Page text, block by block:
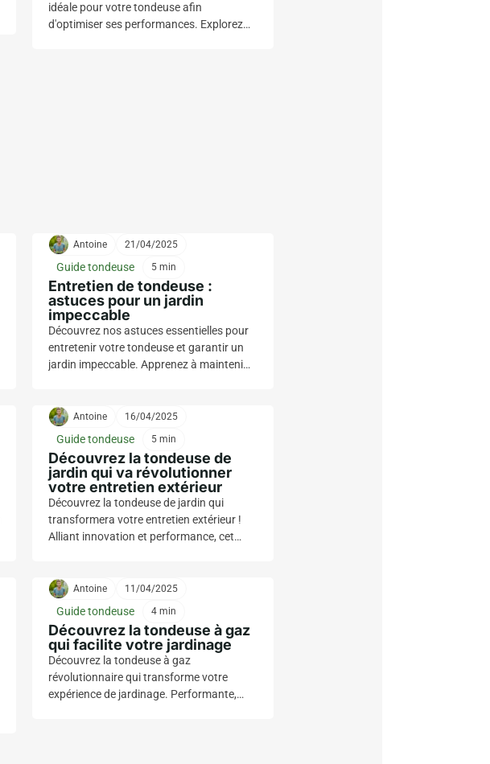
idéale pour votre tondeuse afin
d'optimiser ses performances. Explorez
Antoine 21/04/2025
Guide tondeuse 5 min
Entretien de tondeuse :
astuces pour un jardin
impeccable
Découvrez nos astuces essentielles pour
entretenir votre tondeuse et garantir un
jardin impeccable. Apprenez à maintenir
Antoine 16/04/2025
Guide tondeuse 5 min
Découvrez la tondeuse de
jardin qui va révolutionner
votre entretien extérieur
Découvrez la tondeuse de jardin qui
transformera votre entretien extérieur !
Alliant innovation et performance, cet
impeccable. Ne manquez pas cette
révolution !
Antoine 11/04/2025
Guide tondeuse 4 min
Découvrez la tondeuse à gaz
qui facilite votre jardinage
Découvrez la tondeuse à gaz
révolutionnaire qui transforme votre
expérience de jardinage. Performante,